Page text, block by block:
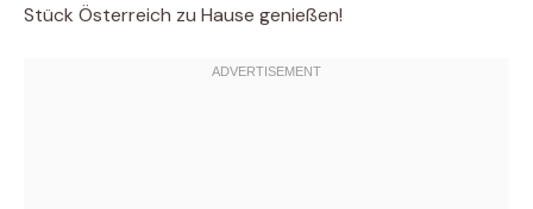
Stück Österreich zu Hause genießen!